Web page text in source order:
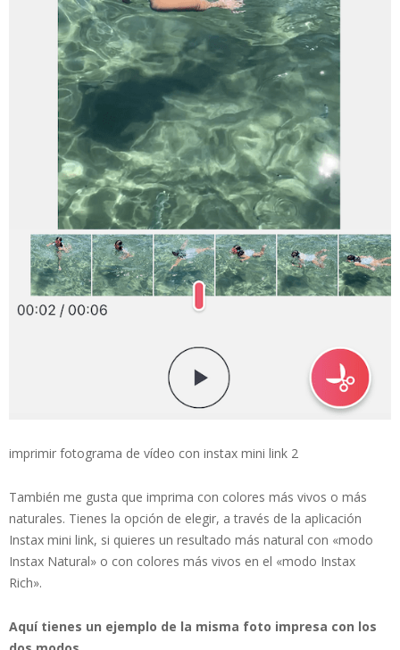
imprimir fotograma de vídeo con instax mini link 2
También me gusta que imprima con colores más vivos o más
naturales. Tienes la opción de elegir, a través de la aplicación
Instax mini link, si quieres un resultado más natural con «modo
Instax Natural» o con colores más vivos en el «modo Instax
Rich».
Aquí tienes un ejemplo de la misma foto impresa con los